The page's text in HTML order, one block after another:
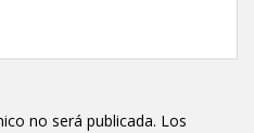
no será publicada. Los